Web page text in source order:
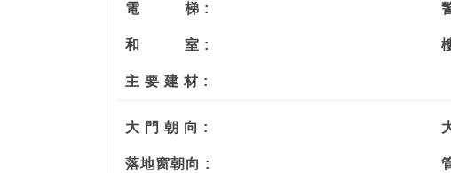
電 梯 :
和 室 :
主 要 建 材 :
大 門 朝 向 :
落地窗朝向 :